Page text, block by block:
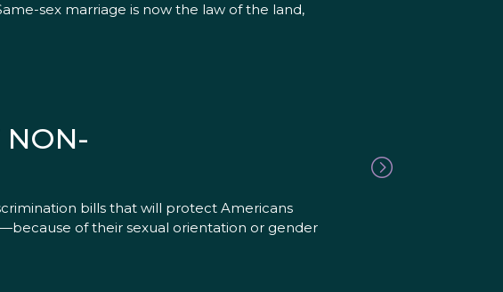
sex marriage is now the law of the land,
NON-
bills that will protect Americans
of their sexual orientation or gender